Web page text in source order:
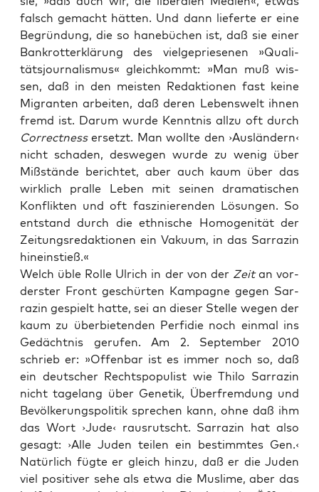
falsch gemacht hät­ten. Und dann lie­fer­te er eine
Begrün­dung, die so hane­bü­chen ist, daß sie einer
Bank­rott­erklä­rung des viel­ge­prie­se­nen »Qua­li­
täts­jour­na­lis­mus« gleich­kommt: »Man muß wis­
sen, daß in den meis­ten Redak­tio­nen fast kei­ne
Migran­ten arbei­ten, daß deren Lebens­welt ihnen
fremd ist. Dar­um wur­de Kennt­nis all­zu oft durch
Cor­rect­nessersetzt. Man woll­te den ›Aus­län­dern‹
nicht scha­den, des­we­gen wur­de zu wenig über
Miß­stän­de berich­tet, aber auch kaum über das
wirk­lich pral­le Leben mit sei­nen dra­ma­ti­schen
Kon­flik­ten und oft fas­zi­nie­ren­den Lösun­gen. So
ent­stand durch die eth­ni­sche Homo­ge­ni­tät der
Zei­tungs­re­dak­tio­nen ein Vaku­um, in das Sar­ra­zin
hineinstieß.«
Welch üble Rol­le Ulrich in der von der Zeitan vor­
ders­ter Front geschür­ten Kam­pa­gne gegen Sar­
ra­zin gespielt hat­te, sei an die­ser Stel­le wegen der
kaum zu über­bie­ten­den Per­fi­die noch ein­mal ins
Gedächt­nis geru­fen. Am 2. Sep­tem­ber 2010
schrieb er: »Offen­bar ist es immer noch so, daß
ein deut­scher Rechts­po­pu­list wie Thi­lo Sar­ra­zin
nicht tage­lang über Gene­tik, Über­frem­dung und
Bevöl­ke­rungs­po­li­tik spre­chen kann, ohne daß ihm
das Wort ›Jude‹ raus­rutscht. Sar­ra­zin hat also
gesagt: ›Alle Juden tei­len ein bestimm­tes Gen.‹
Natür­lich füg­te er gleich hin­zu, daß er die Juden
viel posi­ti­ver sehe als etwa die Mus­li­me, aber das